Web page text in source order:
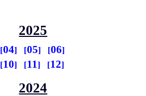
2025
04 05
06
10 11 12
2024